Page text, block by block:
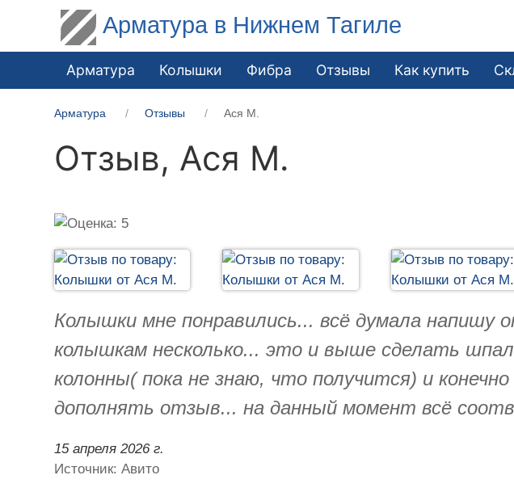
Арматура в Нижнем Тагиле
Арматура Колышки Фибра Отзывы Как купить
Арматура Отзывы Ася М.
Отзыв, Ася М.
Колышки мне понравились... всё думала напишу
колышкам несколько... это и выше сделать
колонны( пока не знаю, что получится) и
дополнять отзыв... на данный момент всё
15 апреля 2026 г.
Источник: Авито